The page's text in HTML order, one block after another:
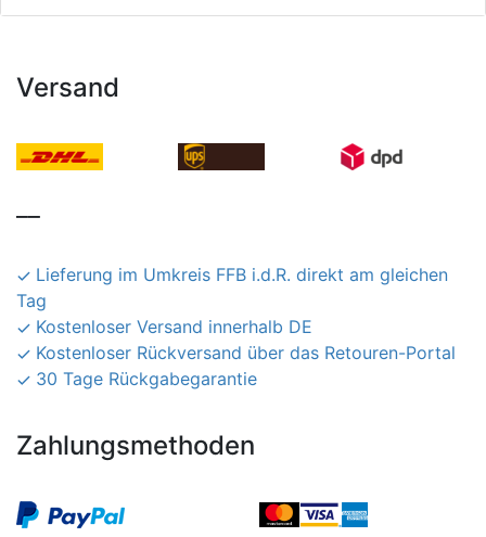
Versand
Lieferung im Umkreis FFB i.d.R. direkt am gleichen
Tag
Kostenloser Versand innerhalb DE
Kostenloser Rückversand über das Retouren-Portal
30 Tage Rückgabegarantie
Zahlungsmethoden